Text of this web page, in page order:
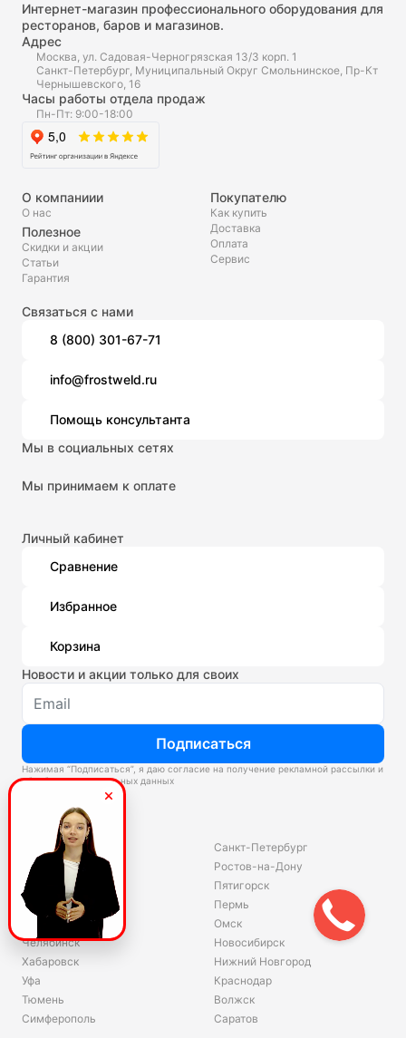
Интернет-магазин профессионального оборудования для
ресторанов, баров и магазинов.
Адрес
Москва, ул. Садовая-Черногрязская 13/3 корп. 1
Санкт-Петербург, Муниципальный Округ Смольнинское, Пр-Кт
Чернышевского, 16
Часы работы отдела продаж
Пн-Пт: 9:00-18:00
О компаниии
О нас
Полезное
Скидки и акции
Статьи
Гарантия
Покупателю
Как купить
Доставка
Оплата
Сервис
Связаться с нами
8 (800) 301-67-71
info@frostweld.ru
Помощь консультанта
Мы в социальных сетях
Мы принимаем к оплате
Личный кабинет
Сравнение
Избранное
Корзина
Новости и акции только для своих
Подписаться
Нажимая “Подписаться”, я даю согласие на получение рекламной рассылки и
обработку персональных данных
Склады
Владивосток
Екатеринбург
Красноярск
Волгоград
Ярославль
Челябинск
Хабаровск
Уфа
Тюмень
Симферополь
Санкт-Петербург
Ростов-на-Дону
Пятигорск
Пермь
Омск
Новосибирск
Нижний Новгород
Краснодар
Волжск
Саратов